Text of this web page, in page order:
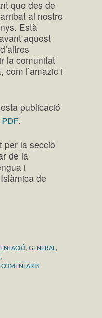
que des de
al nostre
Està
aquest
la comunitat
com l’amazic i
publicació
pdf.
per la secció
de la
i
de
, GENERAL,
,
COMENTARIS